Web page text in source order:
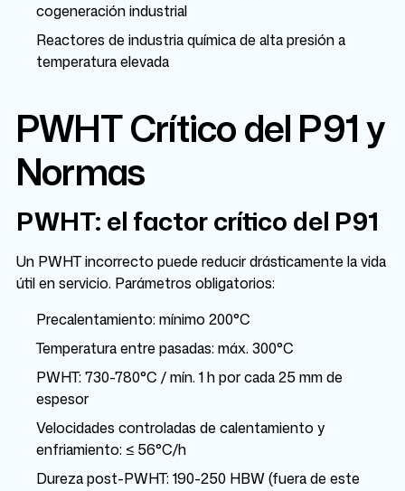
cogeneración industrial
Reactores de industria química de alta presión a
temperatura elevada
PWHT Crítico del P91 y
Normas
PWHT: el factor crítico del P91
Un PWHT incorrecto puede reducir drásticamente la vida
útil en servicio. Parámetros obligatorios:
Precalentamiento: mínimo 200°C
Temperatura entre pasadas: máx. 300°C
PWHT: 730-780°C / mín. 1 h por cada 25 mm de
espesor
Velocidades controladas de calentamiento y
enfriamiento: ≤ 56°C/h
Dureza post-PWHT: 190-250 HBW (fuera de este